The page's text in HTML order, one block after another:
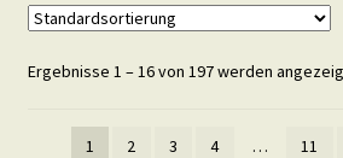
Ergebnisse 1 – 16 von 197 werden
1 2 3 4 … 11